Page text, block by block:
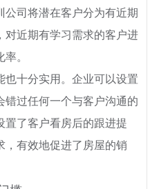
司将潜在客户分为有近期
近期有学习需求的客户进
。
十分实用。企业可以设置
过任何一个与客户沟通的
了客户看房后的跟进提
有效地促进了房屋的销